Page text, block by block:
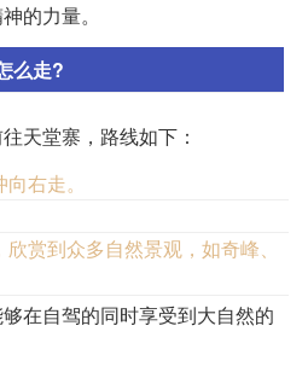
的力量。
么走?
天堂寨，路线如下：
右走。
赏到众多自然景观，如奇峰、
在自驾的同时享受到大自然的